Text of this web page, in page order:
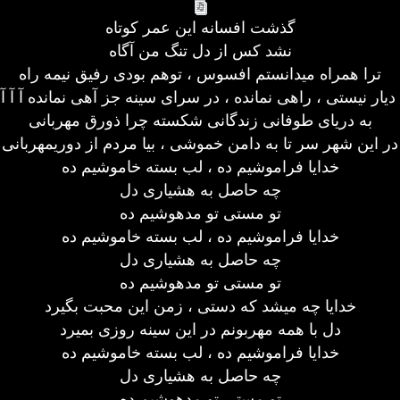
گذشت افسانه این عمر کوتاه
نشد کس از دل تنگ من آگاه
ترا همراه میدانستم افسوس ، توهم بودی رفیق نیمه راه
دیار نیستی ، راهی نمانده ، در سرای سینه جز آهی نمانده آ آ
به دریای طوفانی زندگانی شکسته چرا ذورق مهربانی
در این شهر سر تا به دامن خموشی ، بیا مردم از دوریمهربانی
خدایا فراموشیم ده ، لب بسته خاموشیم ده
چه حاصل به هشیاری دل
تو مستی تو مدهوشیم ده
خدایا فراموشیم ده ، لب بسته خاموشیم ده
چه حاصل به هشیاری دل
تو مستی تو مدهوشیم ده
خدایا چه میشد که دستی ، زمن این محبت بگیرد
دل با همه مهربونم در این سینه روزی بمیرد
خدایا فراموشیم ده ، لب بسته خاموشیم ده
چه حاصل به هشیاری دل